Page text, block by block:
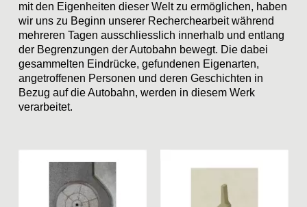
mit den Eigenheiten dieser Welt zu ermöglichen, haben
wir uns zu Beginn unserer Recherchearbeit während
mehreren Tagen ausschliesslich innerhalb und entlang
der Begrenzungen der Autobahn bewegt. Die dabei
gesammelten Eindrücke, gefundenen Eigenarten,
angetroffenen Personen und deren Geschichten in
Bezug auf die Autobahn, werden in diesem Werk
verarbeitet.